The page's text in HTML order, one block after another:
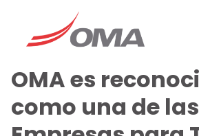
OMA es
como una de